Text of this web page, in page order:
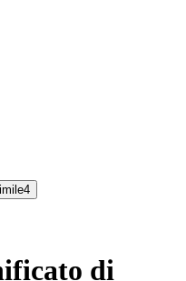
4
di